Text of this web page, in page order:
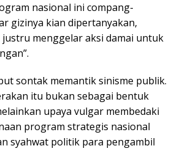
nasional ini compang-
gizinya kian dipertanyakan,
menggelar aksi damai untuk
sontak memantik sinisme publik.
itu bukan sebagai bentuk
upaya vulgar membedaki
program strategis nasional
syahwat politik para pengambil